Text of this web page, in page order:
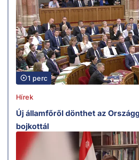
1 perc
Hírek
Új államfőről dönthet az
bojkottál